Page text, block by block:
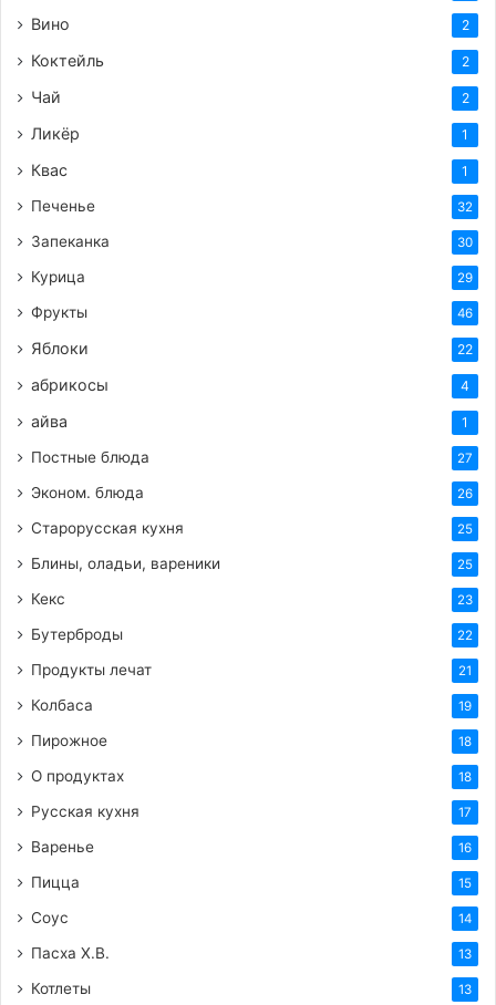
Вино 2
Коктейль 2
Чай 2
Ликёр 1
Квас 1
Печенье 32
Запеканка 30
Курица 29
Фрукты 46
Яблоки 22
абрикосы 4
айва 1
Постные блюда 27
Эконом. блюда 26
Старорусская кухня 25
Блины, оладьи, вареники 25
Кекс 23
Бутерброды 22
Продукты лечат 21
Колбаса 19
Пирожное 18
О продуктах 18
Русская кухня 17
Варенье 16
Пицца 15
Соус 14
Пасха Х.В. 13
Котлеты 13